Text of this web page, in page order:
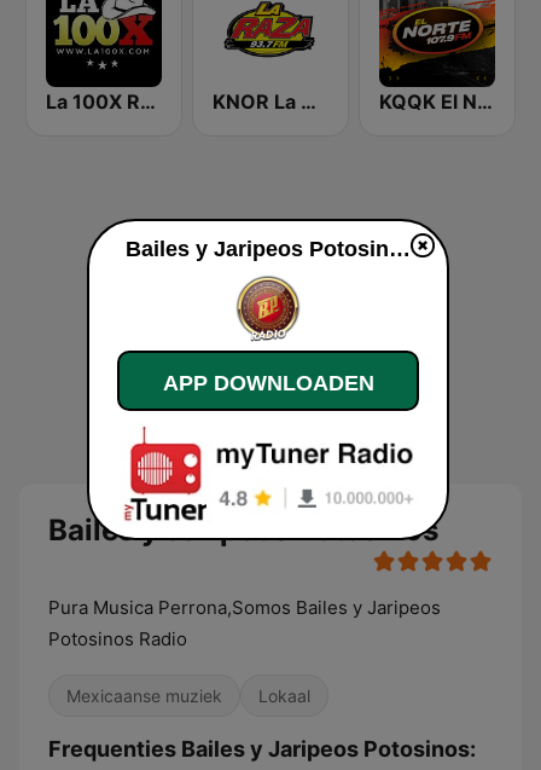
La 100X Radio KNOR La Raza 93.7 (US Only) KQQK El Norte 107.9 / 101.7 FM
Bailes y Jaripeos Potosinos
Pura Musica Perrona,Somos Bailes y Jaripeos
Potosinos Radio
Mexicaanse muziek Lokaal
Frequenties Bailes y Jaripeos Potosinos:
Bailes y Jaripeos Potosinos live luisteren
APP DOWNLOADEN